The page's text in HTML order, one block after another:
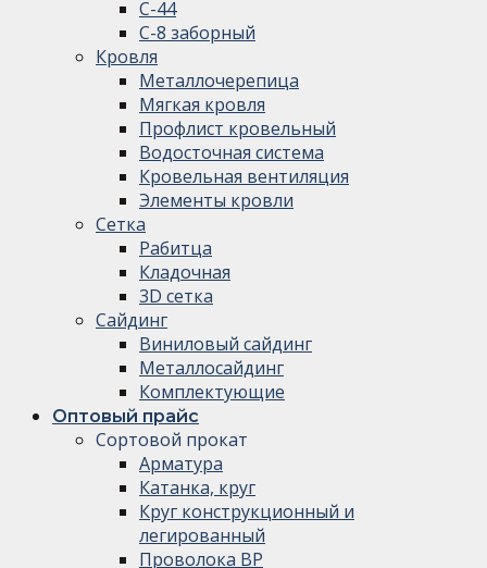
С-44
С-8 заборный
Кровля
Металлочерепица
Мягкая кровля
Профлист кровельный
Водосточная система
Кровельная вентиляция
Элементы кровли
Сетка
Рабитца
Кладочная
3D сетка
Сайдинг
Виниловый сайдинг
Металлосайдинг
Комплектующие
Оптовый прайс
Сортовой прокат
Арматура
Катанка, круг
Круг конструкционный и
легированный
Проволока ВР